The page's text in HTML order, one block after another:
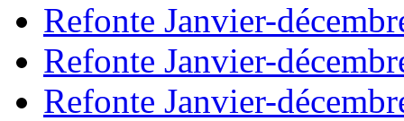
Refonte Janvier-
Refonte Janvier-
Refonte Janvier-